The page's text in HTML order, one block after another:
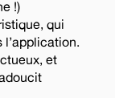
!)
qui
l’application.
et